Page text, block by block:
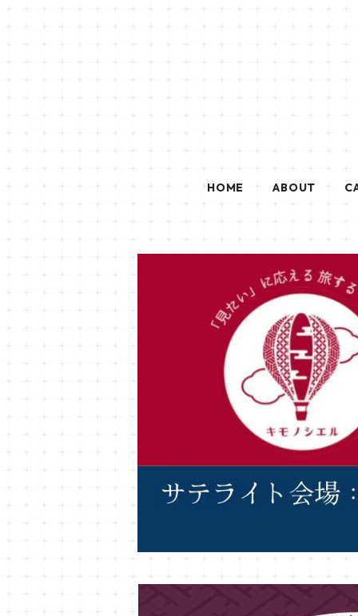
HOME ABOUT